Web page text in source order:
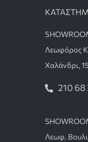
Λεωφόρος
Χαλάνδρι,
210 68
Λεωφ.